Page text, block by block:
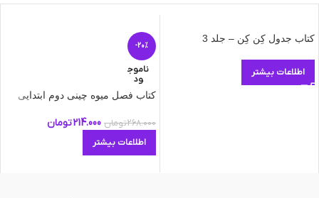
کتاب جدول کِن کِن – جلد 3
اطلاعات بیشتر
-20%
ناموج
ود
کتاب فصل میوه چینی دوم ابتدایی
268.000تومان 214.000تومان
اطلاعات بیشتر